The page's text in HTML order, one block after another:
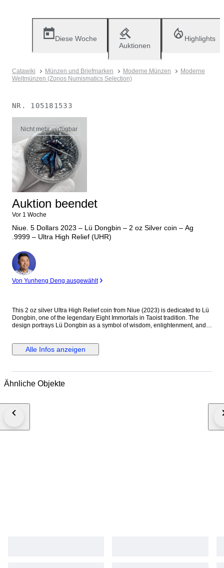
Diese Woche
Auktionen
Highlights
Catawiki Münzen und Briefmarken Moderne Münzen
Moderne
Weltmünzen (Zonos Numismatics Selection)
NR. 105181533
Nicht mehr verfügbar
Auktion beendet
Vor 1 Woche
Niue. 5 Dollars 2023 – Lü Dongbin – 2 oz Silver coin – Ag
.9999 – Ultra High Relief (UHR)
Experte
Von Yunheng Deng ausgewählt
This 2 oz silver Ultra High Relief coin from Niue (2023) is dedicated to Lü
Dongbin, one of the legendary Eight Immortals in Taoist tradition. The
design portrays Lü Dongbin as a symbol of wisdom, enlightenment, and
Dongbin — Metal: Silver (Ag .9999) — Weight: 2 oz (62.2 g) — Face
value: 5 Dollars — Finish: Ultra High Relief (UHR) — Diameter: approx.
highly sculpted depiction of Lü Dongbin, often shown with his mystical
The Ultra High Relief minting technique dramatically enhances depth and
of Niue. Condition Note: This is an Ultra High Relief collector coin struck
surface lines, micro-scratches, light natural toning, or slight relief-edge
Alle Infos anzeigen
Ähnliche Objekte